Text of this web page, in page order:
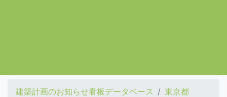
建築計画のお知らせ看板データベース
東京都